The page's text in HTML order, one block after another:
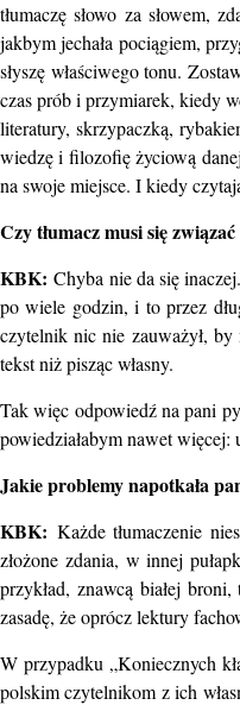
tłumaczę słowo za słowem,
jakbym jechała pociągiem,
słyszę właściwego tonu.
czas prób i przymiarek, kiedy
literatury, skrzypaczką,
wiedzę i filozofię życiową
na swoje miejsce. I kiedy
Czy tłumacz musi się
KBK:Chyba nie da się
po wiele godzin, i to przez
czytelnik nic nie zauważył, by
tekst niż pisząc własny.
Tak więc odpowiedź na pani
powiedziałabym nawet
Jakie problemy napotkała
KBK: Każde tłumaczenie
złożone zdania, w innej
przykład, znawcą białej
zasadę, że oprócz lektury
W przypadku „Koniecznych
polskim czytelnikom z ich